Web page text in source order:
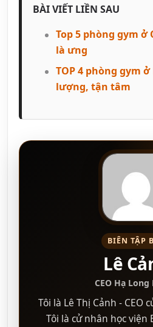
BÀI VIẾT LIỀN SAU
Top 5 phòng gym ở
là ưng
TOP 4 phòng gym
lượng, tận tâm
BIÊN TẬP
Lê
CEO Hạ Long
Tôi là Lê Thị Cảnh - CEO
Tôi là cử nhân học viện